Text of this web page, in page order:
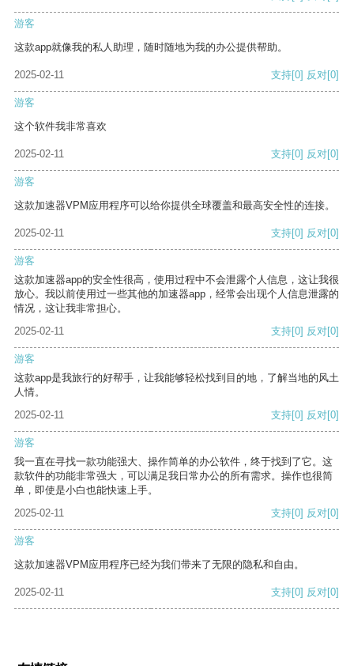
游客
这款app就像我的私人助理，随时随地为我的办公提供帮助。
2025-02-11 支持[0] 反对[0]
游客
这个软件我非常喜欢
2025-02-11 支持[0] 反对[0]
游客
这款加速器VPM应用程序可以给你提供全球覆盖和最高安全性的连接。
2025-02-11 支持[0] 反对[0]
游客
这款加速器app的安全性很高，使用过程中不会泄露个人信息，这让我很
放心。我以前使用过一些其他的加速器app，经常会出现个人信息泄露的
情况，这让我非常担心。
2025-02-11
支持[0] 反对[0]
游客
这款app是我旅行的好帮手，让我能够轻松找到目的地，了解当地的风土
人情。
2025-02-11
支持[0] 反对[0]
游客
我一直在寻找一款功能强大、操作简单的办公软件，终于找到了它。这
款软件的功能非常强大，可以满足我日常办公的所有需求。操作也很简
单，即使是小白也能快速上手。
2025-02-11
支持[0] 反对[0]
游客
这款加速器VPM应用程序已经为我们带来了无限的隐私和自由。
2025-02-11 支持[0] 反对[0]